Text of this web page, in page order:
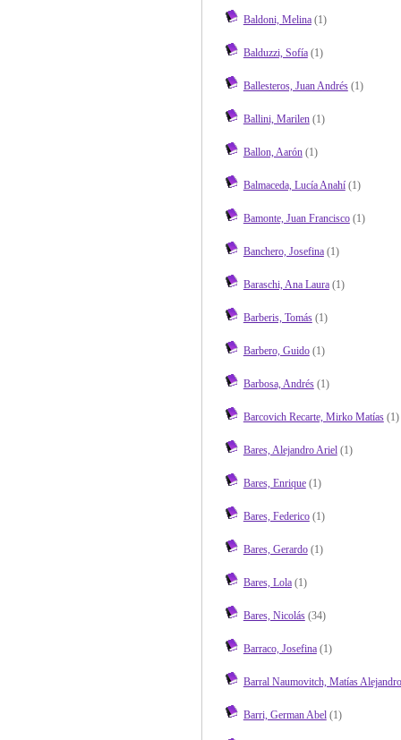
Baldoni, Melina(1)
Balduzzi, Sofía(1)
Ballesteros, Juan Andrés(1)
Ballini, Marilen(1)
Ballon, Aarón(1)
Balmaceda, Lucía Anahí(1)
Bamonte, Juan Francisco(1)
Banchero, Josefina(1)
Baraschi, Ana Laura(1)
Barberis, Tomás(1)
Barbero, Guido(1)
Barbosa, Andrés(1)
Barcovich Recarte, Mirko Matías(1)
Bares, Alejandro Ariel(1)
Bares, Enrique(1)
Bares, Federico(1)
Bares, Gerardo(1)
Bares, Lola(1)
Bares, Nicolás(34)
Barraco, Josefina(1)
Barral Naumovitch, Matías Alejandro
Barri, German Abel(1)